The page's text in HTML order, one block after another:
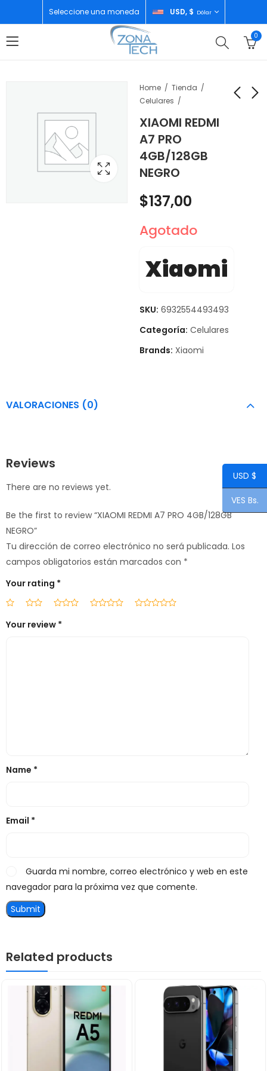
Seleccione una moneda USD, $ Dólar
0
Home
Tienda
Celulares
XIAOMI REDMI
A7 PRO
4GB/128GB
NEGRO
AUDIO PORTATIL FLIP
7 WHITE
$115,00
PRO 4GB/128GB MIST
BLUE
$137,00
$137,00
Agotado
Xiaomi
SKU: 6932554493493
Categoría: Celulares
Brands: Xiaomi
VALORACIONES (0)
Reviews
There are no reviews yet.
Be the first to review “XIAOMI REDMI A7 PRO 4GB/128GB
NEGRO”
Tu dirección de correo electrónico no será publicada. Los
campos obligatorios están marcados con *
Your rating *
Your review *
Name *
Email *
Guarda mi nombre, correo electrónico y web en este
navegador para la próxima vez que comente.
Related products
USD $
VES Bs.